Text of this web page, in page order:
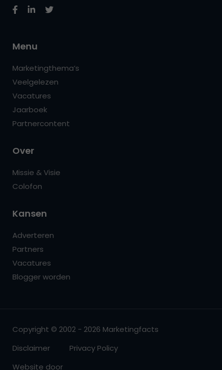
Menu
Marketingthema’s
Veelgelezen
Vacatures
Jaarboek
Partnercontent
Over
Missie & Visie
Colofon
Kansen
Adverteren
Partners
Vacatures
Blogger worden
Copyright © 2002 - 2026 Marketingfacts
Disclaimer
Privacy Policy
Website door